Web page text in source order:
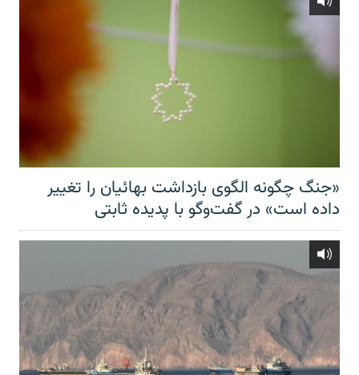
«جنگ چگونه الگوی بازداشت بهائیان را تغییر
داده است» در گفت‌وگو با پدیده ثابتی